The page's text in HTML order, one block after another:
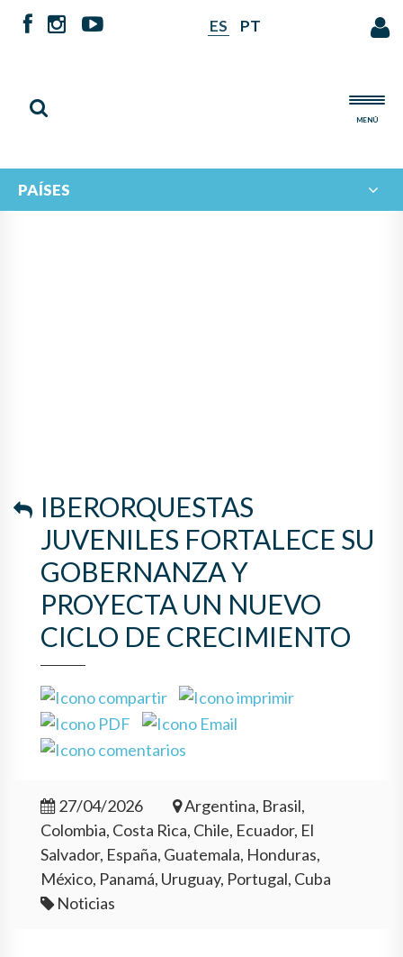
ES PT
MENÚ
PAÍSES
IBERORQUESTAS
JUVENILES FORTALECE SU
GOBERNANZA Y
PROYECTA UN NUEVO
CICLO DE CRECIMIENTO
27/04/2026
Argentina, Brasil,
Colombia, Costa Rica, Chile, Ecuador, El
Salvador, España, Guatemala, Honduras,
México, Panamá, Uruguay, Portugal, Cuba
Noticias